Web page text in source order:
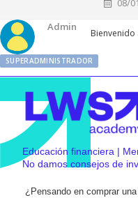
08/
Admin
SUPERADMINISTRADOR
Bienvenido
Educación financiera |
No damos consejos de
¿Pensando en comprar